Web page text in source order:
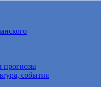
прогнозы
события